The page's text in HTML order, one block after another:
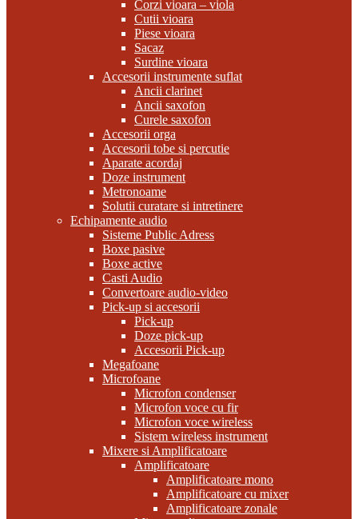
Corzi vioara – viola
Cutii vioara
Piese vioara
Sacaz
Surdine vioara
Accesorii instrumente suflat
Ancii clarinet
Ancii saxofon
Curele saxofon
Accesorii orga
Accesorii tobe si percutie
Aparate acordaj
Doze instrument
Metronoame
Solutii curatare si intretinere
Echipamente audio
Sisteme Public Adress
Boxe pasive
Boxe active
Casti Audio
Convertoare audio-video
Pick-up si accesorii
Pick-up
Doze pick-up
Accesorii Pick-up
Megafoane
Microfoane
Microfon condenser
Microfon voce cu fir
Microfon voce wireless
Sistem wireless instrument
Mixere si Amplificatoare
Amplificatoare
Amplificatoare mono
Amplificatoare cu mixer
Amplificatoare zonale